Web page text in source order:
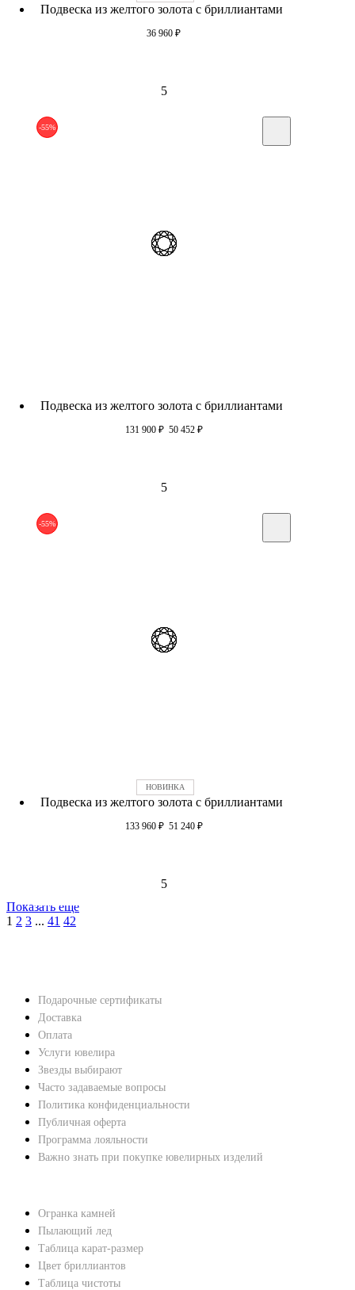
Подвеска из желтого золота c бриллиантами
36 960 ₽
5
-55%
Подвеска из желтого золота c бриллиантами
131 900 ₽ 50 452 ₽
5
-55%
Подвеска из желтого золота c бриллиантами
133 960 ₽ 51 240 ₽
5
Показать еще
1 2 3 ... 41 42
Подарочные сертификаты
Доставка
Оплата
Услуги ювелира
Звезды выбирают
Часто задаваемые вопросы
Политика конфиденциальности
Публичная оферта
Программа лояльности
Важно знать при покупке ювелирных изделий
Огранка камней
Пылающий лед
Таблица карат-размер
Цвет бриллиантов
Таблица чистоты